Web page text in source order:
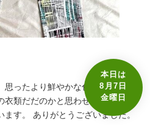
本日は
8月7日
金曜日
ったより鮮やかな色合いで、とて
類だだのかと思わせる状態でし
す。 ありがとうございました。